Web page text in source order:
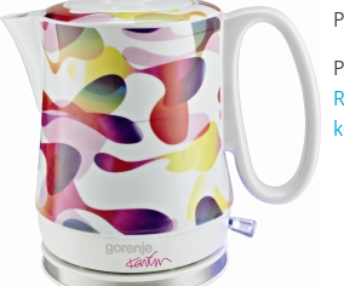
mobilní
telefony,
kávovary,
bazény